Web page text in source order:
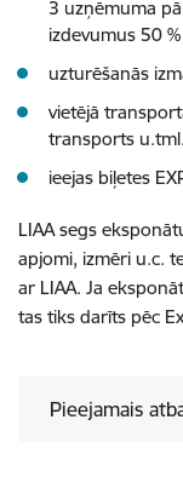
3 uzņēmuma
izdevumus 50
uzturēšanās
vietējā
transports
ieejas biļetes
LIAA segs
apjomi, izmēri u.c.
ar LIAA. Ja
tas tiks darīts pēc
Pieejamais